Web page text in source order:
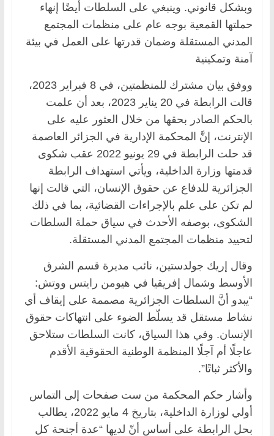
وبشكل قانوني. وينبغي على السلطات أيضًا إنهاء
حملتها القمعية بوجه عام على منظمات المجتمع
المدني المستقلة وضمان قدرتها على العمل في بيئة
آمنة وتمكينية
ووفق بيان مشترك للمنظمتين، في 8 فبراير 2023،
قالت الرابطة في 20 يناير 2023، بعد أن علمت
بالحكم الصادر بحقها من خلال العثور عليه على
الإنترنت، إنَّ المحكمة الإدارية في الجزائر العاصمة
قد حلت الرابطة في 29 يونيو 2022 عقب شكوى
قدمتها وزارة الداخلية، ويأتي استهداف الرابطة
الجزائرية للدفاع عن حقوق الإنسان، التي قالت إنها
لم تكن على علم بالإجراءات القضائية، بما في ذلك
الشكوى، بوصفه الأحدث في سياق حملة السلطات
لتحييد منظمات المجتمع المدني المستقلة.
وقال إريك جولدستين، نائب مديرة قسم الشرق
الأوسط وشمال إفريقيا في هيومن رايتس ووتش:
“يبدو أنَّ السلطات الجزائرية مصممة على إيقاف أي
نشاط مستقل قد يسلّط الضوء على انتهاكات حقوق
الإنسان. وفي هذا السياق، كانت السلطات ستلاحق
عاجلًا أم آجلًا المنظمة الوطنية الحقوقية الأقدم
والأكثر ثباتًا”.
وأشار حكم المحكمة من ست صفحات إلى التماس
أولي لوزارة الداخلية، بتاريخ 4 مايو 2022، يطالب
بحل الرابطة على أساس أنّ لديها “عدة أجنحة كل